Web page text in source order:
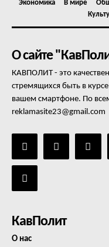
Экономика В мире
О сайте
КАВПОЛИТ - это
стремящихся быть в
вашем смартфоне. По
reklamasite23@gmail.com
КавПолит
О нас